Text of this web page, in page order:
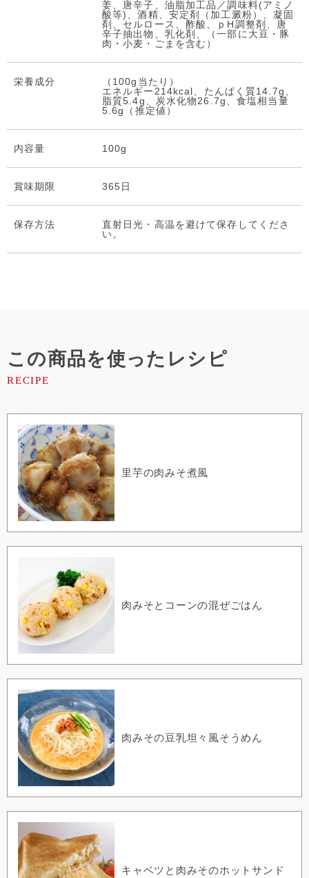
姜、唐辛子、油脂加工品／調味料(アミノ
酸等)、酒精、安定剤（加工澱粉）、凝固
剤、セルロース、酢酸、ｐH調整剤、唐
辛子抽出物、乳化剤、（一部に大豆・豚
肉・小麦・ごまを含む）
栄養成分
（100g当たり）
エネルギー214kcal、たんぱく質14.7g、
脂質5.4g、炭水化物26.7g、食塩相当量
5.6g（推定値）
内容量 100g
賞味期限 365日
保存⽅法
直射日光・高温を避けて保存してくださ
い。
この商品を使ったレシピ
里芋の肉みそ煮風
肉みそとコーンの混ぜごはん
肉みその豆乳坦々風そうめん
キャベツと肉みそのホットサンド